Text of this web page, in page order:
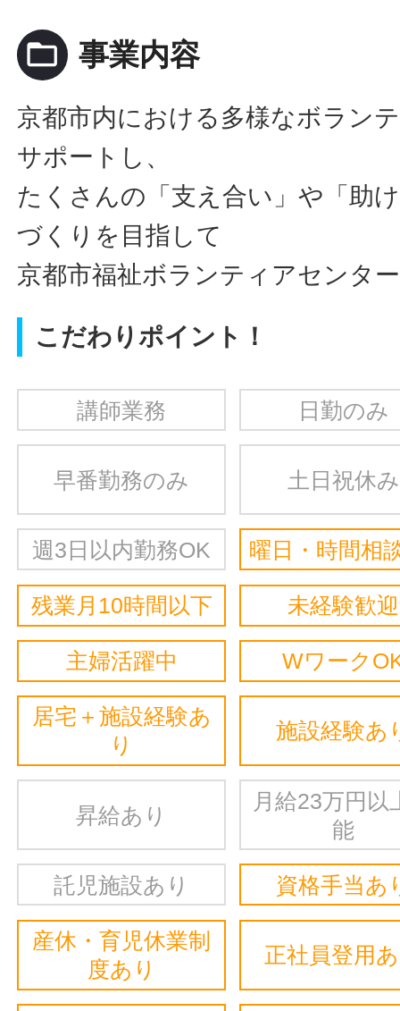
folder_open 事業内容
京都市内における多様なボラン
サポートし、
たくさんの「支え合い」や「助
づくりを目指して
京都市福祉ボランティアセンタ
こだわりポイント！
講師業務 日勤のみ
早番勤務のみ 土日祝休み
週3日以内勤務OK 曜日・時間相
残業月10時間以下 未経験歓迎
主婦活躍中 Wワーク
居宅＋施設経験あ
り
施設経験あ
昇給あり
月給23万円以
能
託児施設あり 資格手当あ
産休・育児休業制
度あり
正社員登用